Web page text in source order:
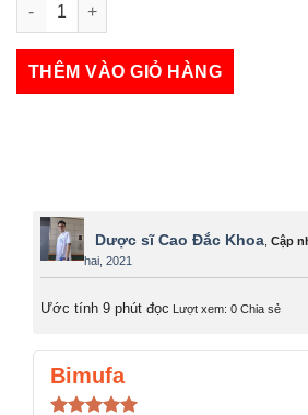
THÊM VÀO GIỎ HÀNG
Dược sĩ Cao Đắc Khoa Cập
hai, 2021
Ước tính 9 phút đọc Lượt xem: 0 Chia sẻ
Bimufa